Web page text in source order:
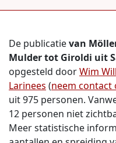
De publicatievan
Mulder tot Giroldi uit
opgesteld doorWim
Larinees (neem contact
uit 975 personen.
12 personen niet
Meer statistische